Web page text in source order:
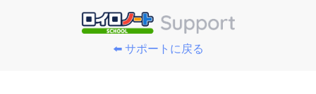
⬅️ サポートに戻る